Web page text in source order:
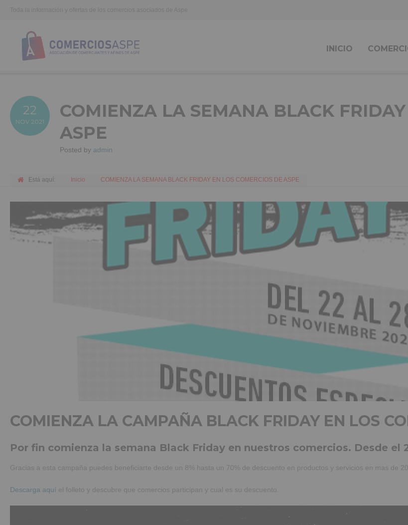
INICIO
22
NOV 2021
COMIENZA LA SEMANA BLACK
ASPE
Posted by admin
Está aquí: Inicio COMIENZA LA SEMANA BLACK FRIDAY EN LOS COMERCIOS DE ASPE
COMIENZA LA CAMPAÑA BLACK FRIDAY EN LOS
Por fin comienza la semana Black Friday en nuestros comercios. Desde el
Gracias a esta campaña puedes beneficiarte desde un 8% hasta un 70% de descuento en productos y servicios en mas de
Descarga aquí el folleto y descubre que comercios participan y cual es su descuento.